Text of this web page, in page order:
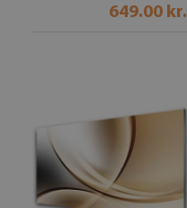
649.00 kr.